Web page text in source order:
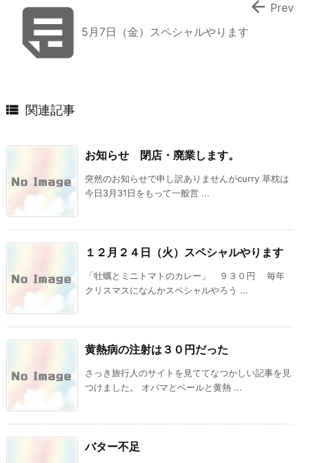
5月7日（金）スペシャルやります
 Prev
 関連記事
お知らせ 閉店・廃業します。
突然のお知らせで申し訳ありませんがcurry 草枕は
今日3月31日をもって一般営 ...
１２月２４日（火）スペシャルやります
「牡蠣とミニトマトのカレー」 ９３０円 毎年
クリスマスになんかスペシャルやろう ...
黄熱病の注射は３０円だった
さっき旅行人のサイトを見ててなつかしい記事を見
つけました。 オバマとベールと黄熱 ...
バター不足